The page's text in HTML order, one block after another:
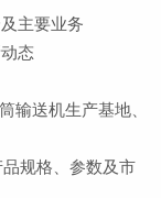
主要业务
态
送机生产基地、
规格、参数及市